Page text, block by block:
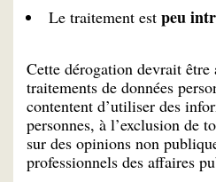
Le traitement est peu
Cette dérogation devrait
traitements de données
contentent d’utiliser des
personnes, à l’exclusion de
sur des opinions non
professionnels des affaires